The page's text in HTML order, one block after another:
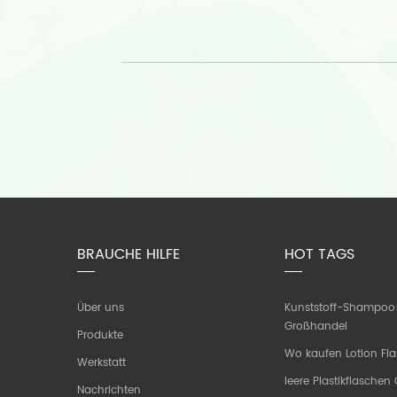
BRAUCHE HILFE
Über uns
Produkte
Werkstatt
Nachrichten
HOT TAGS
Kunststoff-
Großhandel
Wo kaufen Lotion
leere Plastikflaschen